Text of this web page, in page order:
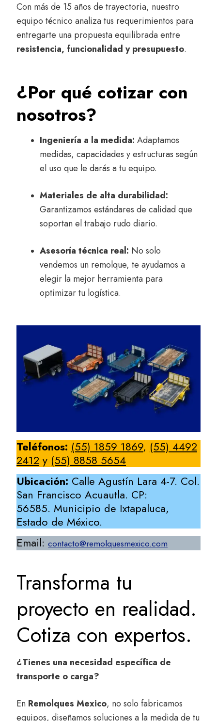
Con más de 15 años de trayectoria, nuestro
equipo técnico analiza tus requerimientos para
entregarte una propuesta equilibrada entre
resistencia, funcionalidad y presupuesto.
¿Por qué cotizar con
nosotros?
Ingeniería a la medida: Adaptamos
medidas, capacidades y estructuras según
el uso que le darás a tu equipo.
Materiales de alta durabilidad:
Garantizamos estándares de calidad que
soportan el trabajo rudo diario.
Asesoría técnica real: No solo
vendemos un remolque, te ayudamos a
elegir la mejor herramienta para
optimizar tu logística.
Teléfonos: (55) 1859 1869, (55) 4492
2412 y (55) 8858 5654
Ubicación: Calle Agustín Lara 4-7. Col.
San Francisco Acuautla. CP:
56585. Municipio de Ixtapaluca,
Estado de México.
Email: contacto@remolquesmexico.com
Transforma tu
proyecto en realidad.
Cotiza con expertos.
¿Tienes una necesidad específica de
transporte o carga?
En Remolques Mexico, no solo fabricamos
equipos, diseñamos soluciones a la medida de tu